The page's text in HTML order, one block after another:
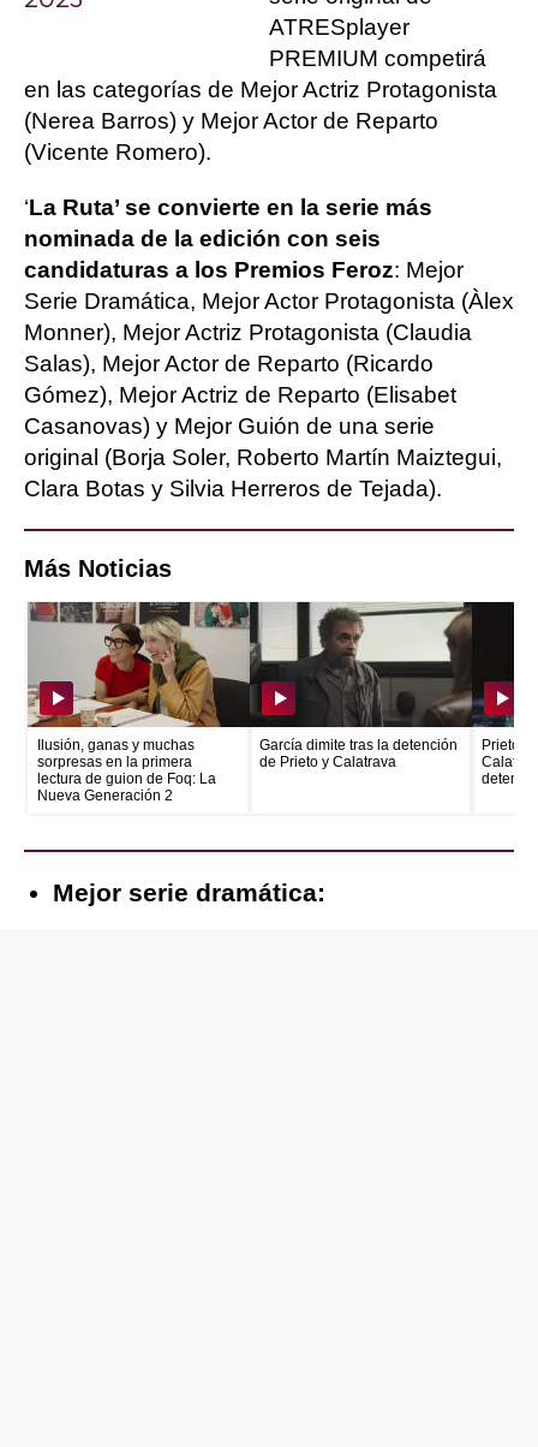
ATRESplayer
PREMIUM competirá
en las categorías de Mejor Actriz Protagonista
(Nerea Barros) y Mejor Actor de Reparto
(Vicente Romero).
‘La Ruta’ se convierte en la serie más
nominada de la edición con seis
candidaturas a los Premios Feroz: Mejor
Serie Dramática, Mejor Actor Protagonista (Àlex
Monner), Mejor Actriz Protagonista (Claudia
Salas), Mejor Actor de Reparto (Ricardo
Gómez), Mejor Actriz de Reparto (Elisabet
Casanovas) y Mejor Guión de una serie
original (Borja Soler, Roberto Martín Maiztegui,
Clara Botas y Silvia Herreros de Tejada).
Más Noticias
Ilusión, ganas y muchas
sorpresas en la primera
lectura de guion de Foq: La
Nueva Generación 2
García dimite tras la detención
de Prieto y Calatrava
Prieto
Mejor serie dramática: